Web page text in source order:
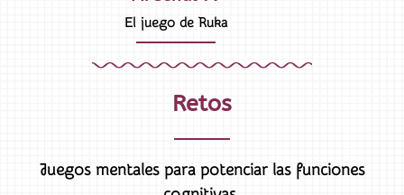
El juego de Ruka
Retos
Juegos mentales para potenciar las funciones